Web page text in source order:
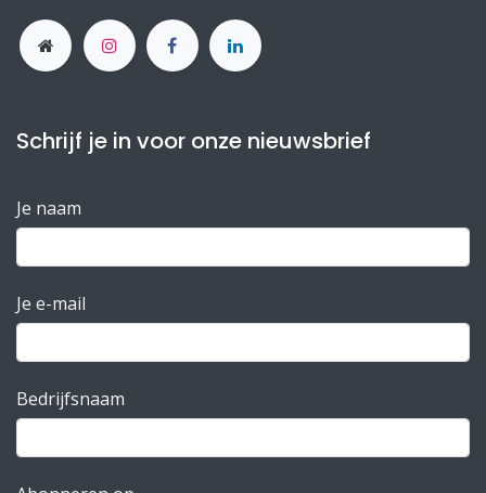
Schrijf je in voor onze nieuwsbrief
Je naam
Je e-mail
Bedrijfsnaam